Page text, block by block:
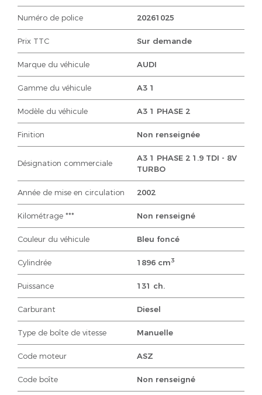
Numéro de police 20261025
Prix TTC Sur demande
Marque du véhicule AUDI
Gamme du véhicule A3 1
Modèle du véhicule A3 1 PHASE 2
Finition Non renseignée
Désignation commerciale
A3 1 PHASE 2 1.9 TDI - 8V
TURBO
Année de mise en circulation 2002
Kilométrage *** Non renseigné
Couleur du véhicule Bleu foncé
Cylindrée 1896 cm3
Puissance 131 ch.
Carburant Diesel
Type de boîte de vitesse Manuelle
Code moteur ASZ
Code boîte Non renseigné